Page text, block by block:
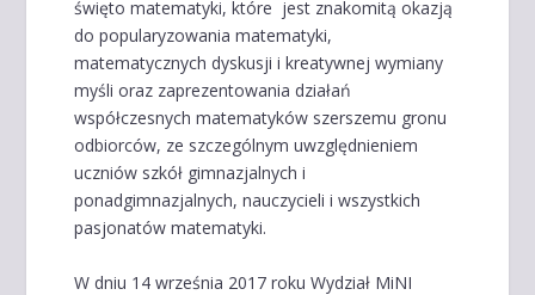
święto matematyki, które jest znakomitą okazją
do popularyzowania matematyki,
matematycznych dyskusji i kreatywnej wymiany
myśli oraz zaprezentowania działań
współczesnych matematyków szerszemu gronu
odbiorców, ze szczególnym uwzględnieniem
uczniów szkół gimnazjalnych i
ponadgimnazjalnych, nauczycieli i wszystkich
pasjonatów matematyki.
W dniu 14 września 2017 roku Wydział MiNI